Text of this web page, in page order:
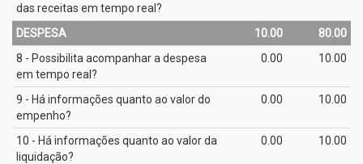
das receitas em tempo real?
DESPESA 10.00
80.00
8 - Possibilita acompanhar a despesa
em tempo real?
0.00 10.00
9 - Há informações quanto ao valor do
empenho?
0.00 10.00
10 - Há informações quanto ao valor da
liquidação?
0.00 10.00